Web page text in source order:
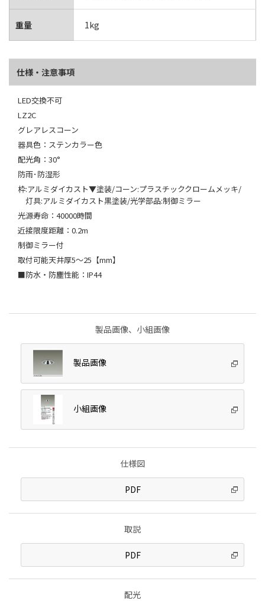
重量 1kg
仕様・注意事項
LED交換不可
LZ2C
グレアレスコーン
器具色：ステンカラー色
配光角：30°
防雨･防湿形
枠:アルミダイカスト▼塗装/コーン:プラスチッククロームメッキ/
灯具:アルミダイカスト黒塗装/光学部品:制御ミラー
光源寿命：40000時間
近接限度距離：0.2m
制御ミラー付
取付可能天井厚5～25【mm】
■防水・防塵性能：IP44
製品画像、小組画像
製品画像
小組画像
仕様図
PDF
取説
PDF
配光